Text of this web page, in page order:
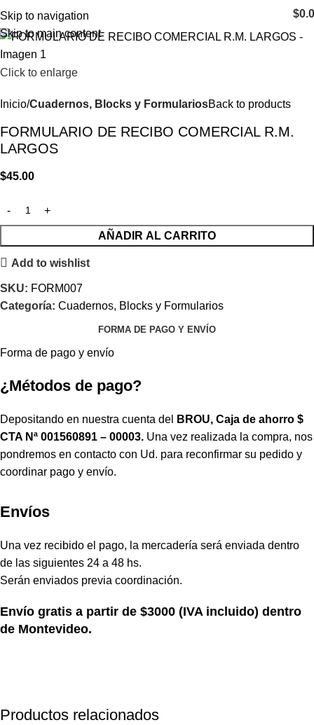
Skip to navigation
Skip to main content
$
Click to enlarge
Inicio Cuadernos, Blocks y FormulariosBack to products
FORMULARIO DE RECIBO COMERCIAL R.M.
LARGOS
$45.00
AÑADIR AL CARRITO
Add to wishlist
SKU: FORM007
Categoría: Cuadernos, Blocks y Formularios
FORMA DE PAGO Y ENVÍO
Forma de pago y envío
¿Métodos de pago?
Depositando en nuestra cuenta del
BROU, Caja de ahorro $
CTA Nª 001560891 – 00003. Una vez realizada la compra, nos
pondremos en contacto con Ud. para reconfirmar su pedido y
coordinar pago y envío.
Envíos
Una vez recibido el pago, la mercadería será enviada dentro
de las siguientes 24 a 48 hs.
Serán enviados previa coordinación.
Envío gratis a partir de $3000 (IVA incluido) dentro
de Montevideo.
Productos relacionados